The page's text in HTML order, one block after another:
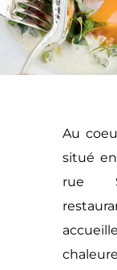
Au
situé
rue